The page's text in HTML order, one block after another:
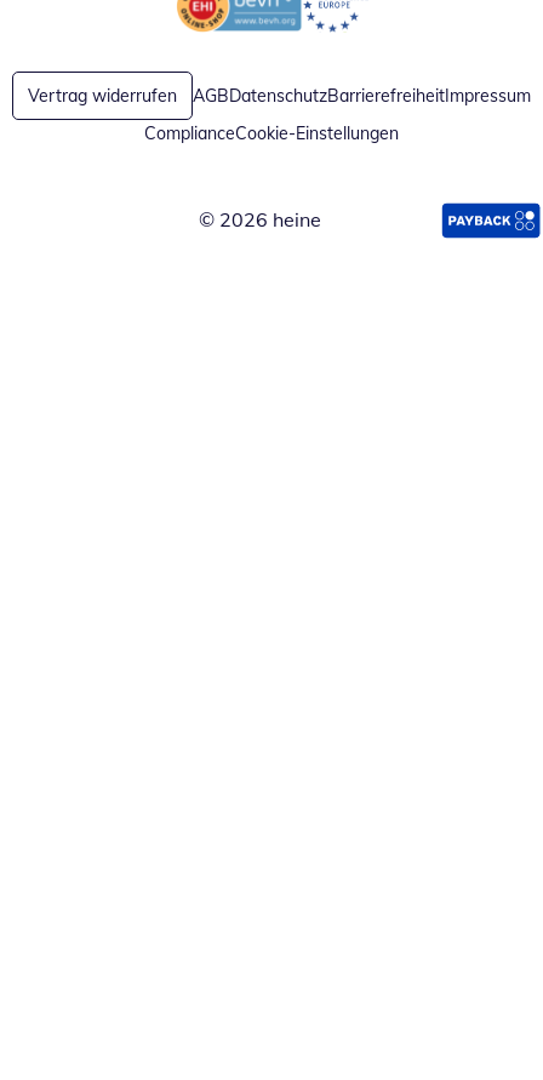
Öffnet in neuem FensterÖffnet in neuem Fenster
Vertrag widerrufen AGBDatenschutzBarrierefreiheitImpressum
ComplianceCookie-Einstellungen
© 2026 heine